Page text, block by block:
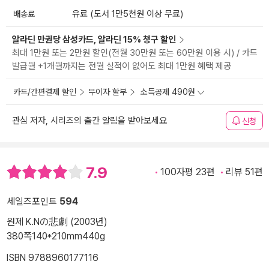
배송료 유료 (도서 1만5천원 이상 무료)
알라딘 만권당 삼성카드, 알라딘 15% 청구 할인
최대 1만원 또는 2만원 할인(전월 30만원 또는 60만원 이용 시) / 카드
발급월 +1개월까지는 전월 실적이 없어도 최대 1만원 혜택 제공
카드/간편결제 할인 무이자 할부 소득공제 490원
관심 저자, 시리즈의 출간 알림을 받아보세요 신청
7.9 100자평 23편 리뷰 51편
세일즈포인트 594
원제 K.Nの悲劇 (2003년)
380쪽140*210mm440g
ISBN 9788960177116